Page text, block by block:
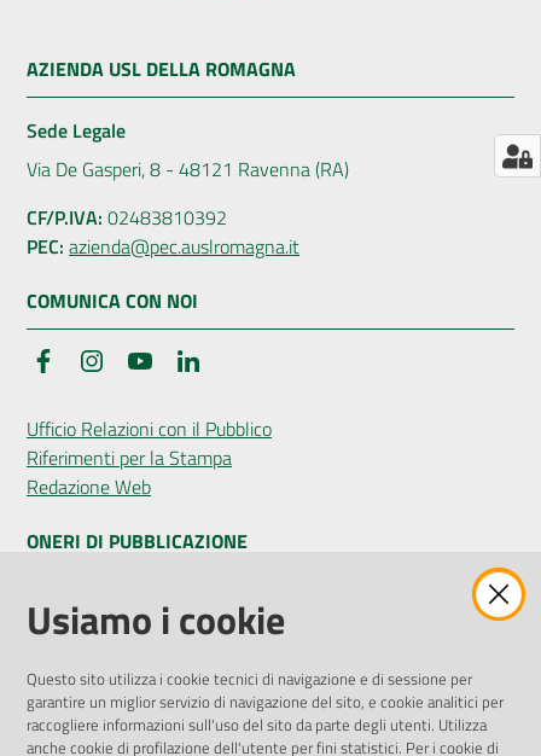
AZIENDA USL DELLA ROMAGNA
Sede Legale
Via De Gasperi, 8 - 48121 Ravenna (RA)
CF/P.IVA: 02483810392
PEC: azienda@pec.auslromagna.it
COMUNICA CON NOI
FacebookInstagramYouTube
Ufficio Relazioni con il Pubblico
Riferimenti per la Stampa
Redazione Web
ONERI DI PUBBLICAZIONE
Amministrazione Trasparente
Pubblicità legale
Privacy Policy
Attuazione Misure PNRR
Liste di Attesa
Usiamo i cookie
Questo sito utilizza i cookie tecnici di navigazione e di sessione per
garantire un miglior servizio di navigazione del sito, e cookie analitici per
raccogliere informazioni sull'uso del sito da parte degli utenti. Utilizza
anche cookie di profilazione dell'utente per fini statistici. Per i cookie di